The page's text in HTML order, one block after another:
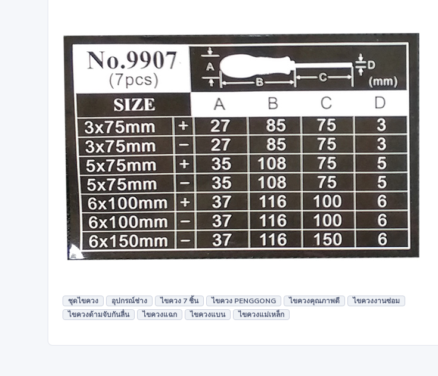
ชุดไขควง อุปกรณ์ช่าง ไขควง 7 ชิ้น ไขควง PENGGONG ไขควงคุณภาพดี
ไขควงงานซ่อม
ไขควงด้ามจับกันลื่น
ไขควงแฉก ไขควงแบน ไขควงแม่เหล็ก